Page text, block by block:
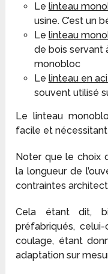
Le linteau
usine. C’est un
Le linteau
de bois servant
monobloc
Le linteau en
souvent utilisé
Le linteau
facile et
Noter que le choix
la longueur de
contraintes
Cela étant dit,
préfabriqués, celui-
coulage, étant
adaptation sur